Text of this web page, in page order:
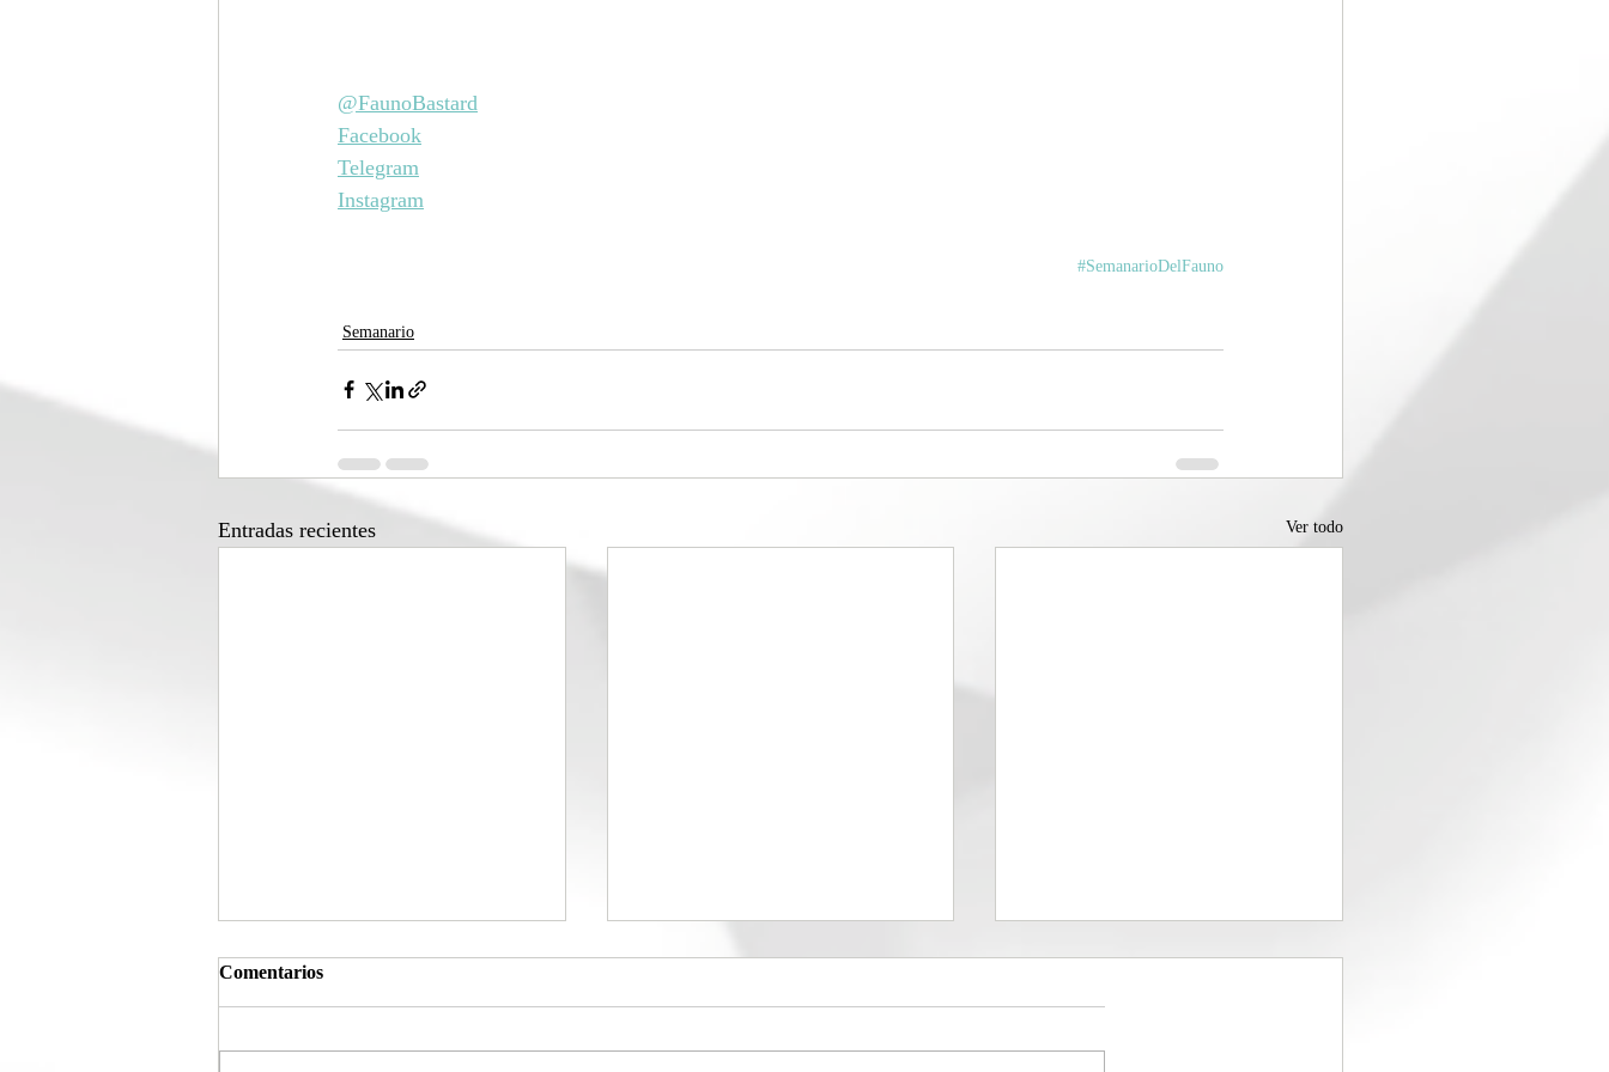
@FaunoBastard
Facebook
Telegram
Instagram
#SemanarioDelFauno
Semanario
Entradas recientes Ver todo
Comentarios